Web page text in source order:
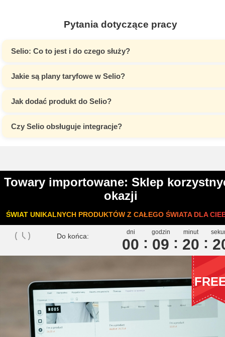
Pytania dotyczące pracy
Selio: Co to jest i do czego służy?
Jakie są plany taryfowe w Selio?
Jak dodać produkt do Selio?
Czy Selio obsługuje integracje?
Towary importowane: Sklep
okazji
ŚWIAT UNIKALNYCH PRODUKTÓW Z CAŁEGO ŚWIATA DLA
Do końca: dni
00
godzin
09
minut
20 1